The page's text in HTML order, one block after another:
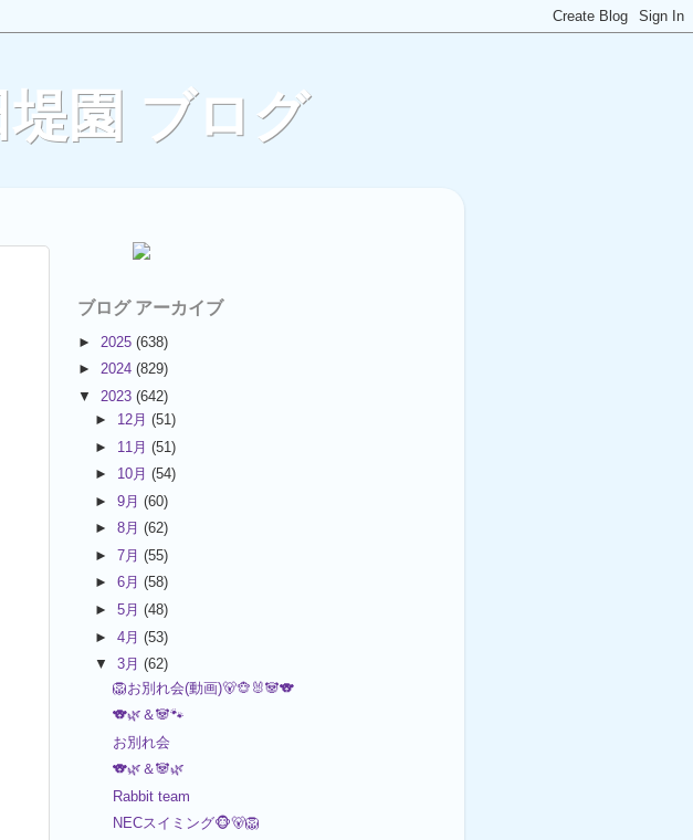
園 ブログ
ブログ アーカイブ
► 2025 (638)
► 2024 (829)
▼ 2023 (642)
► 12月(51)
► 11月(51)
► 10月(54)
►9月(60)
►8月(62)
►7月(55)
►6月(58)
►5月(48)
►4月(53)
▼3月(62)
🦁お別れ会(動画)🐻🐵🐰🐼🐨
🐨🌿＆🐼🐾
お別れ会
🐨🌿＆🐼🌿
Rabbit team
NECスイミング🐵🐻🦁